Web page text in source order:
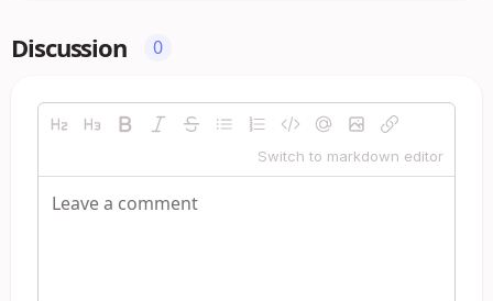
Discussion 0
Switch to markdown editor